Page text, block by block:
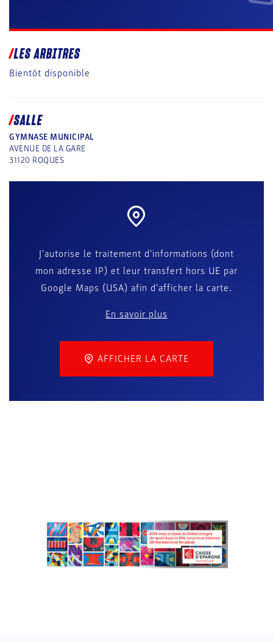
LES ARBITRES
Bientôt disponible
SALLE
GYMNASE MUNICIPAL
AVENUE DE LA GARE
31120 ROQUES
J'autorise le traitement d'informations (dont
mon adresse IP) et leur transfert hors UE par
Google Maps (USA) afin d'afficher la carte.
En savoir plus
AFFICHER LA CARTE